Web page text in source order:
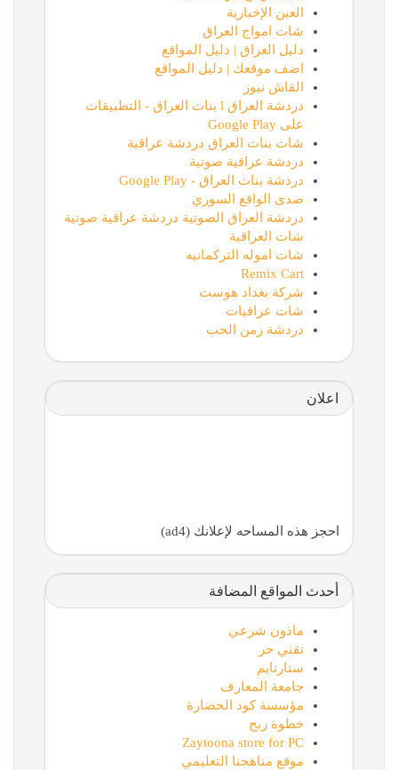
العين الإخبارية
شات امواج العراق
دليل العراق | دليل المواقع
اضف موقعك | دليل المواقع
القاش نيوز
دردشة العراق l بنات العراق - التطبيقات
على Google Play
شات بنات العراق دردشة عراقية
دردشة عراقية صوتية
دردشة بنات العراق - Google Play
صدى الواقع السوري
دردشة العراق الصوتية دردشة عراقية صوتية
شات العراقية
شات اموله التركمانيه
Remix Cart
شركة بغداد هوست
شات عراقيات
دردشة زمن الحب
اعلان
احجز هذه المساحه لإعلانك (ad4)
أحدث المواقع المضافة
ماذون شرعي
تقني حر
ستارتايم
جامعة المعارف
مؤسسة كود الحضارة
خطوة ربح
Zaytoona store for PC
موقع مناهجنا التعليمي